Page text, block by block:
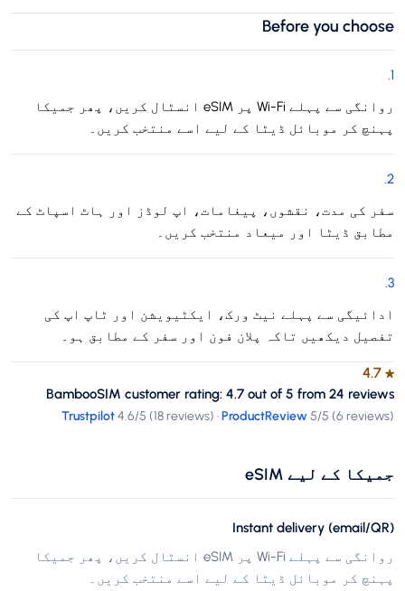
Before you choose
1
.
روانگی سے پہلے Wi-Fi پر eSIM انسٹال کریں، پھر جمیکا
پہنچ کر موبائل ڈیٹا کے لیے اسے منتخب کریں۔
2
.
سفر کی مدت، نقشوں، پیغامات، اپ لوڈز اور ہاٹ اسپاٹ کے
مطابق ڈیٹا اور میعاد منتخب کریں۔
3
.
ادائیگی سے پہلے نیٹ ورک، ایکٹیویشن اور ٹاپ اپ کی
تفصیل دیکھیں تاکہ پلان فون اور سفر کے مطابق ہو۔
★
4.7
BambooSIM customer rating: 4.7 out of 5 from 24 reviews
Trustpilot4.6/5 (18 reviews) ·ProductReview5/5 (6 reviews)
جمیکا کے لیے eSIM
Instant delivery (email/QR)
روانگی سے پہلے Wi-Fi پر eSIM انسٹال کریں، پھر جمیکا
پہنچ کر موبائل ڈیٹا کے لیے اسے منتخب کریں۔